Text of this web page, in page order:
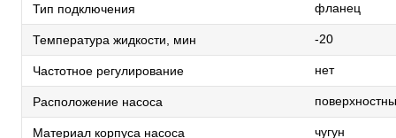
Тип подключения фланец
Температура жидкости, мин -20
Частотное регулирование нет
Расположение насоса
Материал корпуса насоса чугун